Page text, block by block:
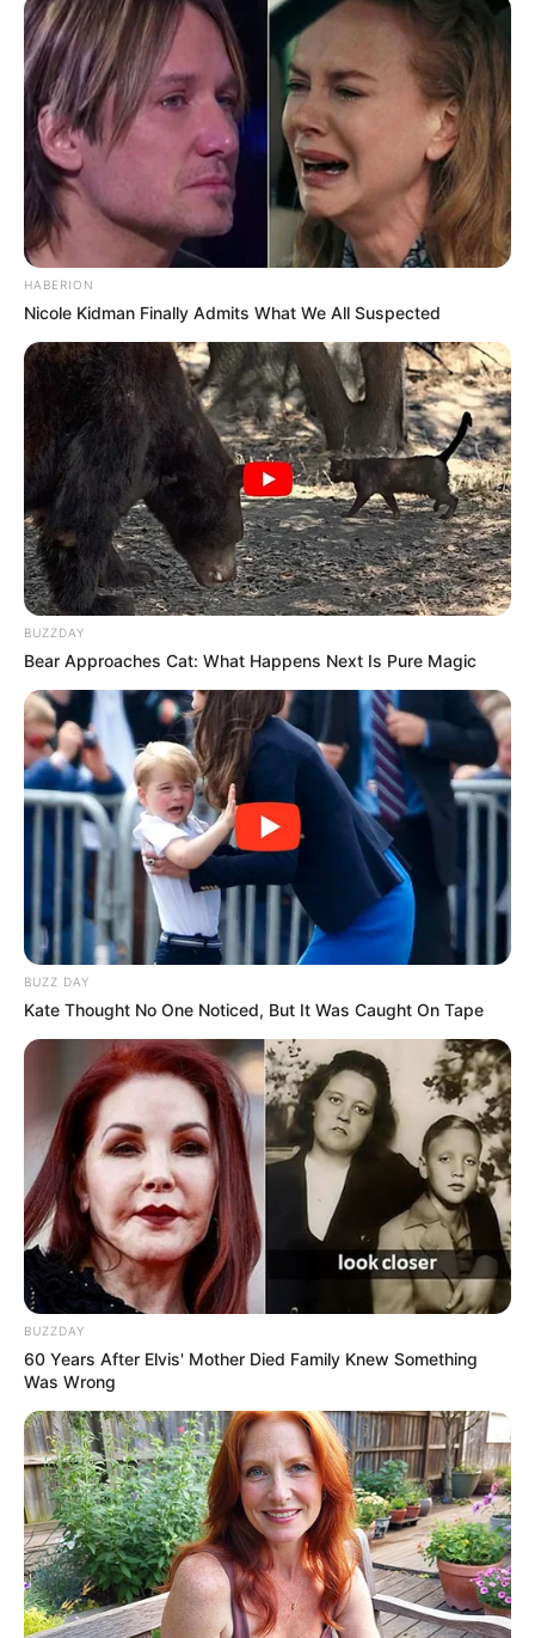
HABERION
Nicole Kidman Finally Admits What We All Suspected
BUZZDAY
Bear Approaches Cat: What Happens Next Is Pure Magic
BUZZ DAY
Kate Thought No One Noticed, But It Was Caught On Tape
BUZZDAY
60 Years After Elvis' Mother Died Family Knew Something
Was Wrong